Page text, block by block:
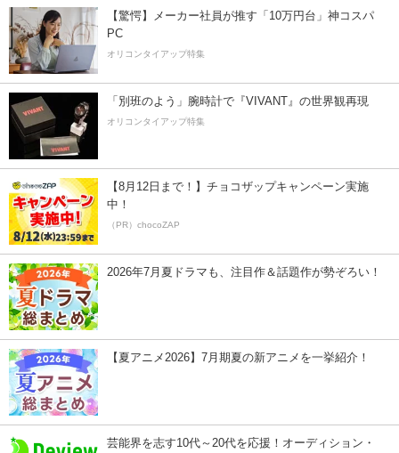
【驚愕】メーカー社員が推す「10万円台」神コスパ
PC
オリコンタイアップ特集
「別班のよう」腕時計で『VIVANT』の世界観再現
オリコンタイアップ特集
【8月12日まで！】チョコザップキャンペーン実施
中！
（PR）chocoZAP
2026年7月夏ドラマも、注目作＆話題作が勢ぞろい！
【夏アニメ2026】7月期夏の新アニメを一挙紹介！
芸能界を志す10代～20代を応援！オーディション・